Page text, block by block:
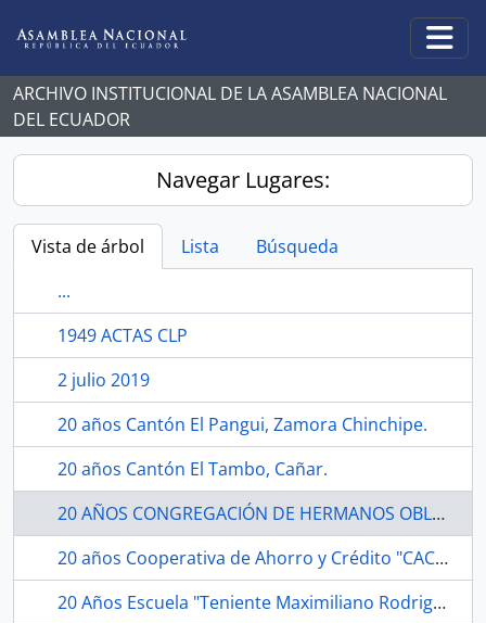
ARCHIVO INSTITUCIONAL DE LA ASAMBLEA NACIONAL
DEL ECUADOR
Navegar Lugares:
Vista de árbol Lista
Búsqueda
...
1949 ACTAS CLP
2 julio 2019
20 años Cantón El Pangui, Zamora Chinchipe.
20 años Cantón El Tambo, Cañar.
20 AÑOS CONGREGACIÓN DE HERMANOS OBLATOS DE SAN FRANCISCO DE SALES DEL CANTÓN MANTA.
20 años Cooperativa de Ahorro y Crédito "CACPE LOJA", Loja.
20 Años Escuela "Teniente Maximiliano Rodriguez", Guaranda, Bolívar.